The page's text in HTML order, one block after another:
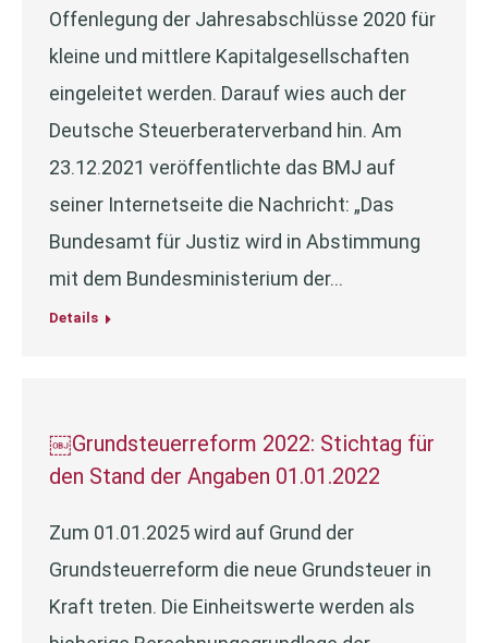
Offenlegung der Jahresabschlüsse 2020 für
kleine und mittlere Kapitalgesellschaften
eingeleitet werden. Darauf wies auch der
Deutsche Steuerberaterverband hin. Am
23.12.2021 veröffentlichte das BMJ auf
seiner Internetseite die Nachricht: „Das
Bundesamt für Justiz wird in Abstimmung
mit dem Bundesministerium der…
Details
￼Grundsteuerreform 2022: Stichtag für
den Stand der Angaben 01.01.2022
Zum 01.01.2025 wird auf Grund der
Grundsteuerreform die neue Grundsteuer in
Kraft treten. Die Einheitswerte werden als